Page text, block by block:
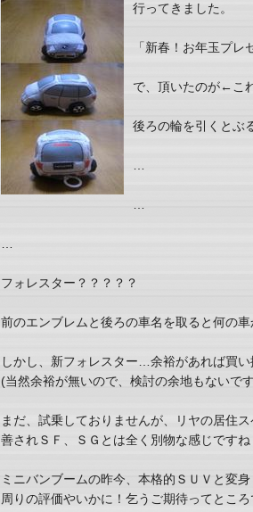
行ってきました。
「新春！お年玉プレ
で、頂いたのが←こ
後ろの輪を引くとぶ
…
…
…
フォレスター？？？？？
前のエンブレムと後ろの車名を取ると何の車
しかし、新フォレスター…余裕があれば買
(当然余裕が無いので、検討の余地もないで
まだ、試乗しておりませんが、リヤの居住
善されＳＦ、ＳＧとは全く別物な感じですね
ミニバンブームの昨今、本格的ＳＵＶと変
周りの評価やいかに！乞うご期待ってところ